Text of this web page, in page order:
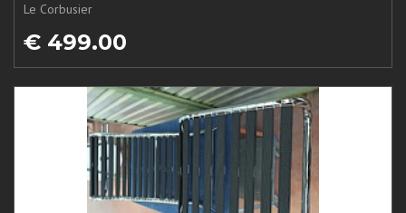
Le Corbusier
€ 499.00